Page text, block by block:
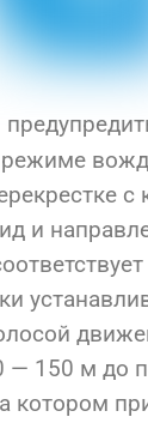
с
и
— 150 м до
котором